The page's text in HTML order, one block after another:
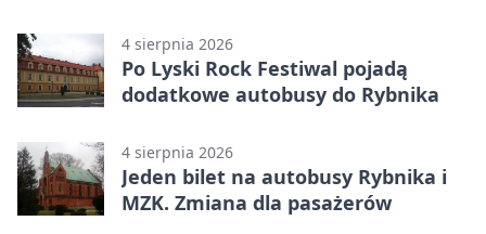
4 sierpnia 2026
Po Lyski Rock Festiwal pojadą
dodatkowe autobusy do Rybnika
4 sierpnia 2026
Jeden bilet na autobusy Rybnika i
MZK. Zmiana dla pasażerów